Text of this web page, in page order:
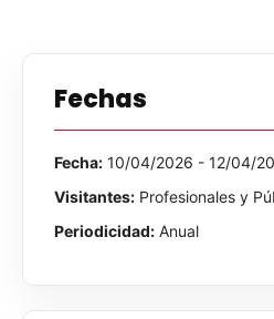
Fechas
Fecha: 10/04/2026 - 12/04/
Visitantes: Profesionales y
Periodicidad: Anual